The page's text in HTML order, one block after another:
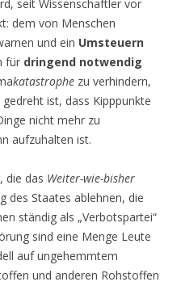
seit Wissenschaftler vor
dem von Menschen
und ein Umsteuern
für dringend notwendig
katastrophe zu verhindern,
ist, dass Kipppunkte
nicht mehr zu
aufzuhalten ist.
die das Weiter-wie-bisher
des Staates ablehnen, die
ständig als „Verbotspartei“
sind eine Menge Leute
auf ungehemmtem
und anderen Rohstoffen